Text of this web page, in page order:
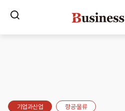
기업과산업 항공·물류